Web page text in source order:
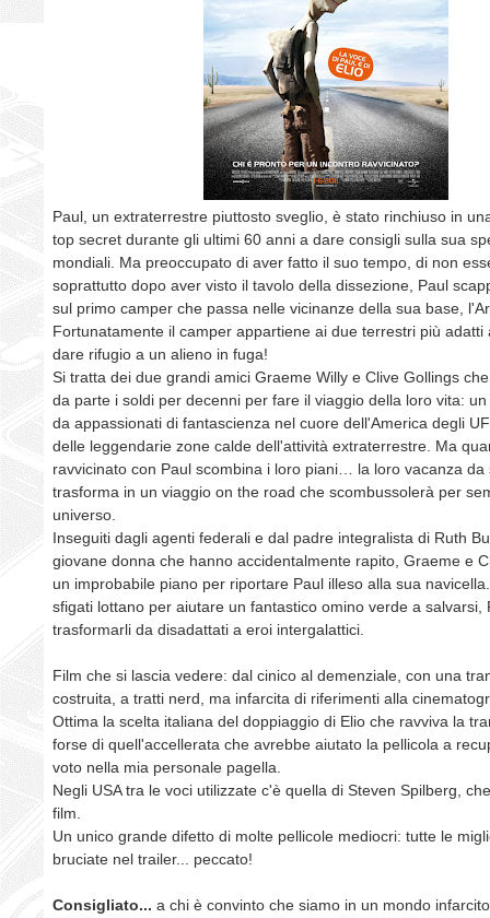
Paul, un extraterrestre piuttosto sveglio, è stato rinchiuso in
top secret durante gli ultimi 60 anni a dare consigli sulla sua
mondiali. Ma preoccupato di aver fatto il suo tempo, di non
soprattutto dopo aver visto il tavolo della dissezione, Paul
sul primo camper che passa nelle vicinanze della sua base,
Fortunatamente il camper appartiene ai due terrestri più adatti
dare rifugio a un alieno in fuga!
Si tratta dei due grandi amici Graeme Willy e Clive Gollings
da parte i soldi per decenni per fare il viaggio della loro vita:
da appassionati di fantascienza nel cuore dell'America degli
delle leggendarie zone calde dell'attività extraterrestre. Ma
ravvicinato con Paul scombina i loro piani… la loro vacanza da
trasforma in un viaggio on the road che scombussolerà per
universo.
Inseguiti dagli agenti federali e dal padre integralista di Ruth
giovane donna che hanno accidentalmente rapito, Graeme e
un improbabile piano per riportare Paul illeso alla sua
sfigati lottano per aiutare un fantastico omino verde a salvarsi,
trasformarli da disadattati a eroi intergalattici.
Film che si lascia vedere: dal cinico al demenziale, con una
costruita, a tratti nerd, ma infarcita di riferimenti alla
Ottima la scelta italiana del doppiaggio di Elio che ravviva la
forse di quell'accellerata che avrebbe aiutato la pellicola a
voto nella mia personale pagella.
Negli USA tra le voci utilizzate c'è quella di Steven Spilberg,
film.
Un unico grande difetto di molte pellicole mediocri: tutte le
bruciate nel trailer... peccato!
Consigliato... a chi è convinto che siamo in un mondo